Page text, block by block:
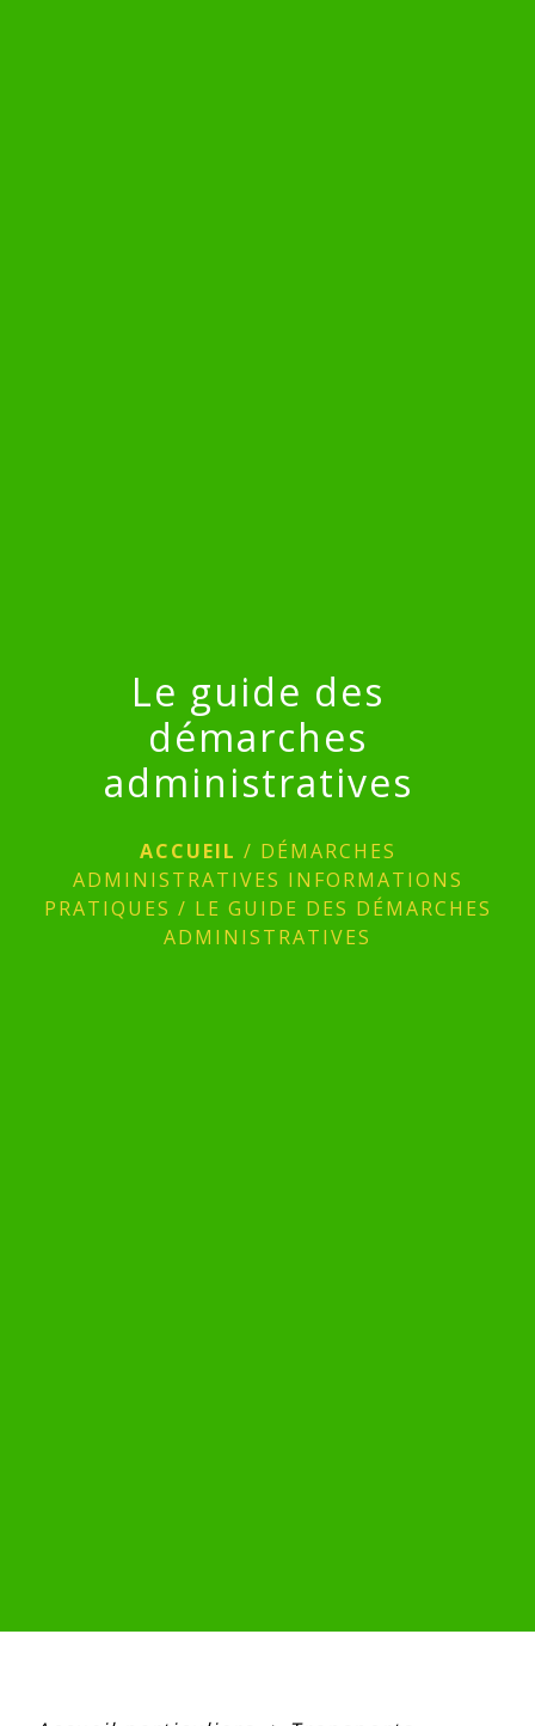
Le guide des
démarches
administratives
ACCUEIL / DÉMARCHES
ADMINISTRATIVES INFORMATIONS
PRATIQUES / LE GUIDE DES DÉMARCHES
ADMINISTRATIVES